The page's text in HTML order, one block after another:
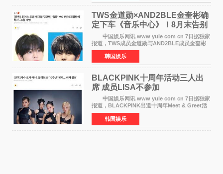
《逃出绝
TWS金道勋×AND2BLE金奎彬确
定下车《音乐中心》！8月末告别
MC席位
中国娱乐网讯 www yule com cn 7日据独家
报道，TWS成员金道勋与AND2BLE成员金奎彬
将于8月离开《音乐中心》MC的位置。 金道
勋与金奎彬于去年3月与H2H A-NA一起被选为
《音乐中心》MC，约1
韩国娱乐
BLACKPINK十周年活动三人出
席 成员LISA不参加
中国娱乐网讯 www yule com cn 7日据独家
报道，BLACKPINK出道十周年Meet & Greet活
动将由智秀、ROS&Eacute;、JENNIE出席，
LISA将缺席。 此前BLACKPINK所属社YG并
未为组合出道十周年做
韩国娱乐